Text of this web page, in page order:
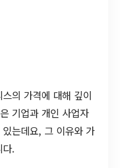
의 가격에 대해 깊이
기업과 개인 사업자
는데요, 그 이유와 가
다.